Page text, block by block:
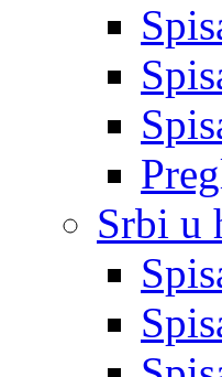
Srbi u